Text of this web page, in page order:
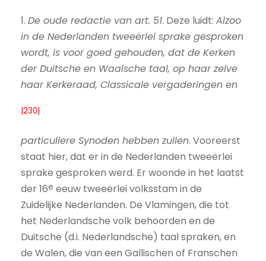
1. De oude redactie van art. 51. Deze luidt: Alzoo
in de Nederlanden tweeërlei sprake gesproken
wordt, is voor goed gehouden, dat de Kerken
der Duitsche en Waalsche taal, op haar zelve
haar Kerkeraad, Classicale vergaderingen en
|230|
particuliere Synoden hebben zullen. Vooreerst
staat hier, dat er in de Nederlanden tweeërlei
sprake gesproken werd. Er woonde in het laatst
der 16e eeuw tweeërlei volksstam in de
Zuidelijke Nederlanden. De Vlamingen, die tot
het Nederlandsche volk behoorden en de
Duitsche (d.i. Nederlandsche) taal spraken, en
de Walen, die van een Gallischen of Franschen